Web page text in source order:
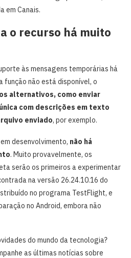
em Canais.
o recurso há muito
às mensagens temporárias há
função não está disponível, o
alternativos, como enviar
com descrições em texto
enviado, por exemplo.
desenvolvimento, não há
. Muito provavelmente, os
serão os primeiros a experimentar
na versão 26.24.10.16 do
no programa TestFlight, e
no Android, embora não
do mundo da tecnologia?
as últimas notícias sobre